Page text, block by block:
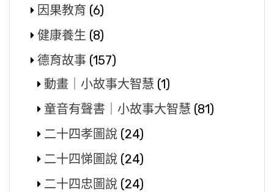
因果教育 (6)
健康養生 (8)
德育故事 (157)
動畫｜小故事大智慧 (1)
童音有聲書｜小故事大智慧 (81)
二十四孝圖說 (24)
二十四悌圖說 (24)
二十四忠圖說 (24)